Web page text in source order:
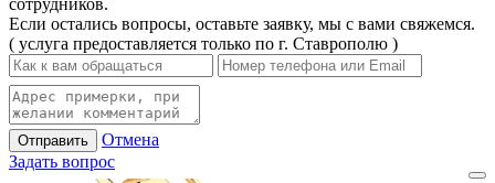
сотрудников.
Если остались вопросы, оставьте заявку, мы с вами свяжемся.
( услуга предоставляется только по г. Ставрополю )
Отправить
Отмена
Задать вопрос